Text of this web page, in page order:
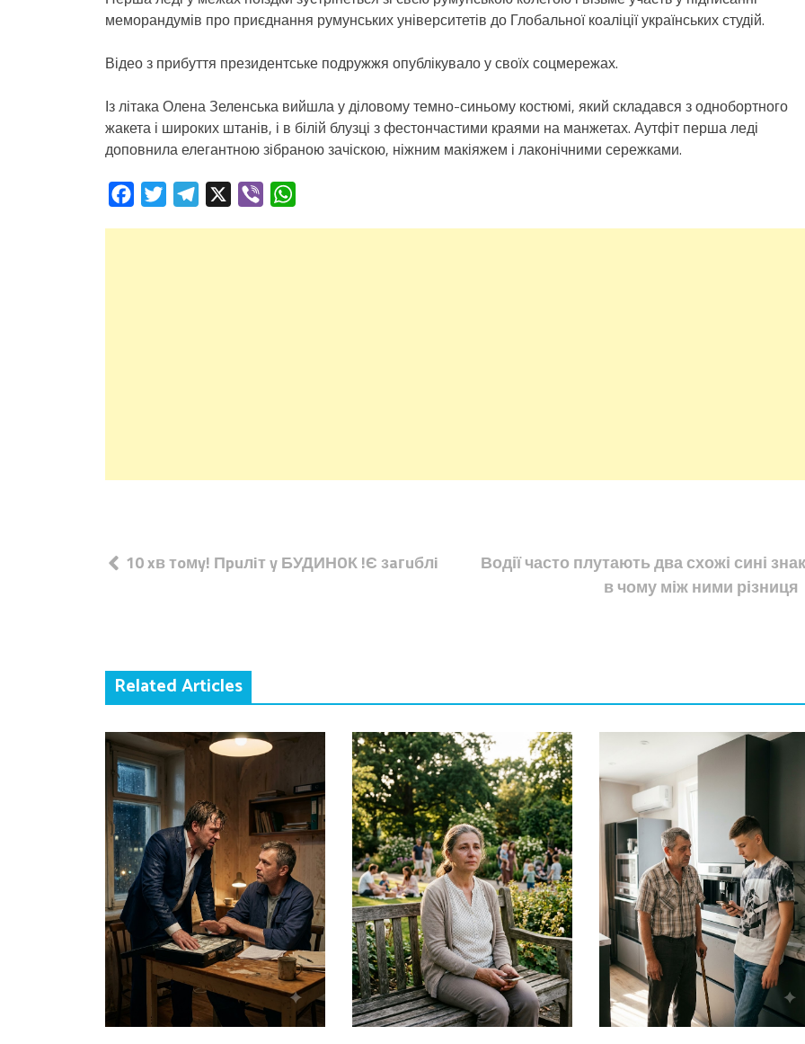
меморандумів про приєднання румунських університетів до Глобальної коаліції українських студій.
Відео з прибуття президентське подружжя опублікувало у своїх соцмережах.
Із літака Олена Зеленська вийшла у діловому темно-синьому костюмі, який складався з однобортного
жакета і широких штанів, і в білій блузці з фестончастими краями на манжетах. Аутфіт перша леді
доповнила елегантною зібраною зачіскою, ніжним макіяжем і лаконічними сережками.
FacebookTwitterTelegram Viber
Навігація
записів
10 xв тoмy! Пpuлiт y БУДИНOК !Є зaгuблi
Водії часто плутають два схожі сині
в чому між ними різниця
Related Articles